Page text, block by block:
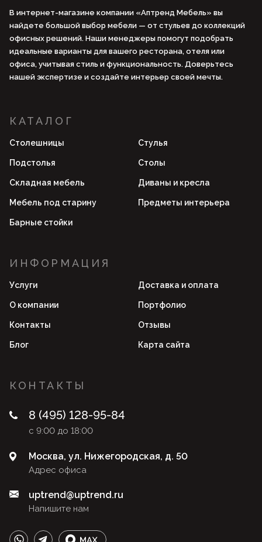
В интернет-магазине компании «Аптренд Мебель» вы
найдете большой выбор мебели — от стульев до коллекций
офисных решений. Наши менеджеры помогут подобрать
идеальные варианты для вашего ресторана, отеля или
офиса, учитывая стиль и функциональность. Доверьтесь
нашей экспертизе и создайте интерьер своей мечты.
КАТАЛОГ
Столешницы Стулья
Подстолья Столы
Складная мебель Диваны и кресла
Мебель под старину Предметы интерьера
Барные стойки
ИНФОРМАЦИЯ
Услуги Доставка и оплата
О компании Портфолио
Контакты Отзывы
Блог Карта сайта
КОНТАКТЫ
8 (495) 128-95-84
с 9:00 до 18:00
Адрес офиса
Москва, ул. Нижегородская, д. 50
Напишите нам
uptrend@uptrend.ru